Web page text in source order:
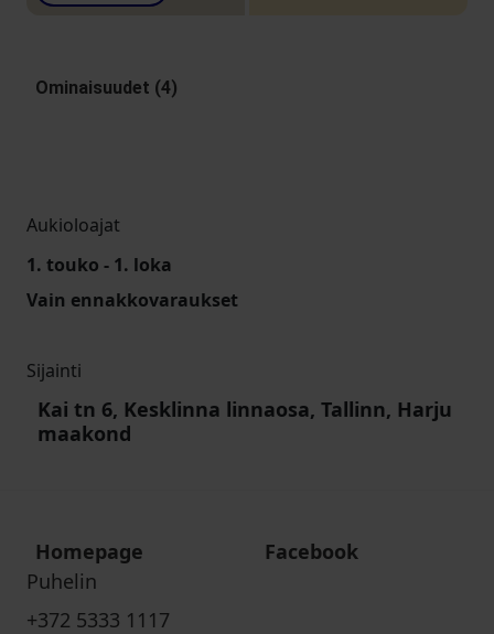
Ominaisuudet (4)
Aukioloajat
1. touko - 1. loka
Vain ennakkovaraukset
Sijainti
Kai tn 6, Kesklinna linnaosa, Tallinn, Harju
maakond
Homepage
Facebook
Puhelin
+372 5333 1117